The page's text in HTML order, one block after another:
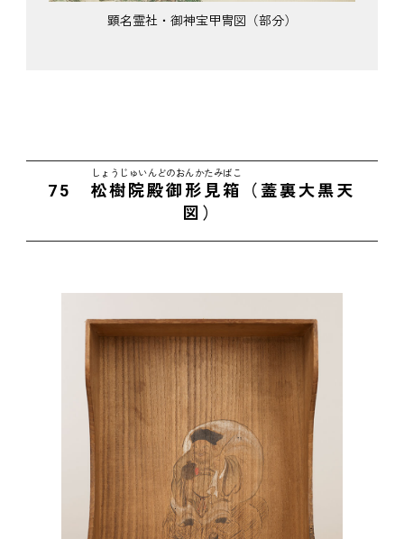
顕名霊社・御神宝甲冑図（部分）
75 松樹院殿御形見箱
しょうじゅいんどのおんかたみばこ
（蓋裏大黒天
図）